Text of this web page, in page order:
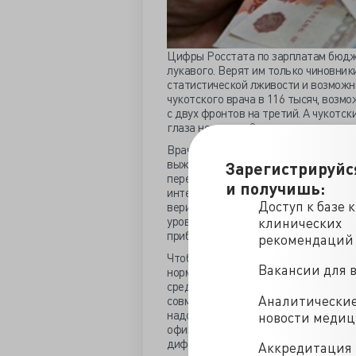
и получишь:
Доступ к базе
клинических
рекомендаций
Вакансии для
новости
Аккредитация
Цифры Росстата по зарплатам
лукавого. Верят им только
статистической лживости и
чукотского врача в 116 тысяч,
с двух фронтов на третий. А
глаза не видели?
Врачи перерабатывают не по своей
выжить. Это показало
перепроверявшее регулярные
интервьюировали более полутора
верить Росстату, то заработки
уровню в 170% и даже опережают.
приблизились к официальным
Чтобы иметь эти жалкие прОценты,
норматива по ТК, каждый третий
средняя зарплата российского
совместительством – 28.5 тысячи, с
надо учитывать, что заработки
официальной статистике
дифференциацию в заработках